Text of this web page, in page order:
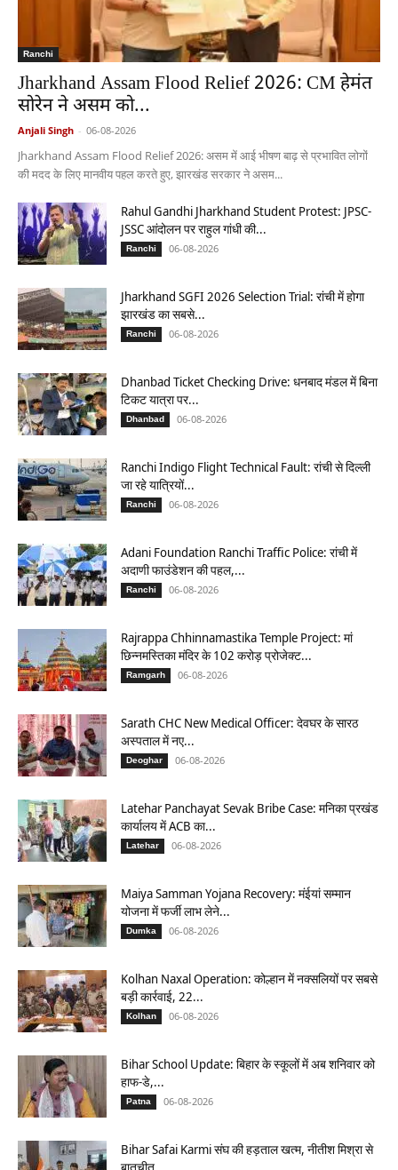
Ranchi
Jharkhand Assam Flood Relief 2026: CM हेमंत
सोरेन ने असम को...
Anjali Singh - 06-08-2026
Jharkhand Assam Flood Relief 2026: असम में आई भीषण बाढ़ से प्रभावित लोगों
की मदद के लिए मानवीय पहल करते हुए, झारखंड सरकार ने असम...
Rahul Gandhi Jharkhand Student Protest: JPSC-
JSSC आंदोलन पर राहुल गांधी की...
Ranchi 06-08-2026
Jharkhand SGFI 2026 Selection Trial: रांची में होगा
झारखंड का सबसे...
Ranchi 06-08-2026
Dhanbad Ticket Checking Drive: धनबाद मंडल में बिना
टिकट यात्रा पर...
Dhanbad 06-08-2026
Ranchi Indigo Flight Technical Fault: रांची से दिल्ली
जा रहे यात्रियों...
Ranchi 06-08-2026
Adani Foundation Ranchi Traffic Police: रांची में
अदाणी फाउंडेशन की पहल,...
Ranchi 06-08-2026
Rajrappa Chhinnamastika Temple Project: मां
छिन्नमस्तिका मंदिर के 102 करोड़ प्रोजेक्ट...
Ramgarh 06-08-2026
Sarath CHC New Medical Officer: देवघर के सारठ
अस्पताल में नए...
Deoghar 06-08-2026
Latehar Panchayat Sevak Bribe Case: मनिका प्रखंड
कार्यालय में ACB का...
Latehar 06-08-2026
Maiya Samman Yojana Recovery: मंईयां सम्मान
योजना में फर्जी लाभ लेने...
Dumka 06-08-2026
Kolhan Naxal Operation: कोल्हान में नक्सलियों पर सबसे
बड़ी कार्रवाई, 22...
Kolhan 06-08-2026
Bihar School Update: बिहार के स्कूलों में अब शनिवार को
हाफ-डे,...
Patna 06-08-2026
Bihar Safai Karmi संघ की हड़ताल खत्म, नीतीश मिश्रा से
बातचीत...